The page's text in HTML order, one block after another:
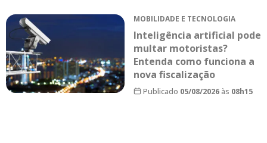
MOBILIDADE E TECNOLOGIA
Inteligência artificial pode
multar motoristas?
Entenda como funciona a
nova fiscalização
Publicado 05/08/2026às 08h15